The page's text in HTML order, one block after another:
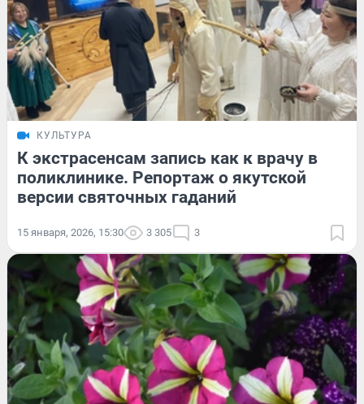
КУЛЬТУРА
К экстрасенсам запись как к врачу в
поликлинике. Репортаж о якутской
версии святочных гаданий
15 января, 2026, 15:30 3 305 3